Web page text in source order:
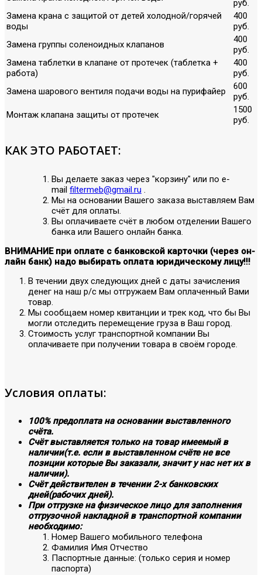
руб.
Замена крана с защитой от детей холодной/горячей
воды
400
руб.
Замена группы соленоидных клапанов
400
руб.
Замена таблетки в клапане от протечек (таблетка +
работа)
400
руб.
Замена шарового вентиля подачи воды на пурифайер
600
руб.
Монтаж клапана защиты от протечек
1500
руб.
КАК ЭТО РАБОТАЕТ:
Вы делаете заказ через "корзину" или по е-
mail filtermeb@gmail.ru .
Мы на основании Вашего заказа выставляем Вам
счёт для оплаты.
Вы оплачиваете счёт в любом отделении Вашего
банка или Вашего онлайн банка.
ВНИМАНИЕ при оплате с банковской карточки (через он-
лайн банк) надо выбирать оплата юридическому лицу!!!
В течении двух следующих дней с даты зачисления
денег на наш р/с мы отгружаем Вам оплаченный Вами
товар.
Мы сообщаем номер квитанции и трек код, что бы Вы
могли отследить перемещение груза в Ваш город.
Стоимость услуг транспортной компании Вы
оплачиваете при получении товара в своём городе.
Условия оплаты:
100% предоплата на основании выставленного
счёта.
Счёт выставляется только на товар имеемый в
наличии(т.е. если в выставленном счёте не все
позиции которые Вы заказали, значит у нас нет их в
наличии).
Счёт действителен в течении 2-х банковских
дней(рабочих дней).
При отгрузке на физическое лицо для заполнения
отгрузочной накладной в транспортной компании
необходимо:
Номер Вашего мобильного телефона
Фамилия Имя Отчество
Паспортные данные: (только серия и номер
паспорта)